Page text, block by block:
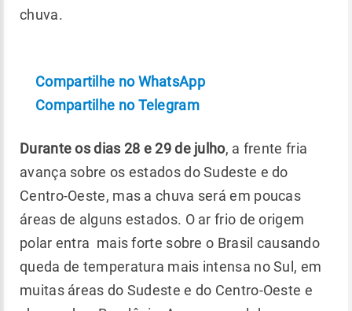
chuva.
Compartilhe no WhatsApp
Compartilhe no Telegram
Durante os dias 28 e 29 de julho, a frente fria
avança sobre os estados do Sudeste e do
Centro-Oeste, mas a chuva será em poucas
áreas de alguns estados. O ar frio de origem
polar entra mais forte sobre o Brasil causando
queda de temperatura mais intensa no Sul, em
muitas áreas do Sudeste e do Centro-Oeste e